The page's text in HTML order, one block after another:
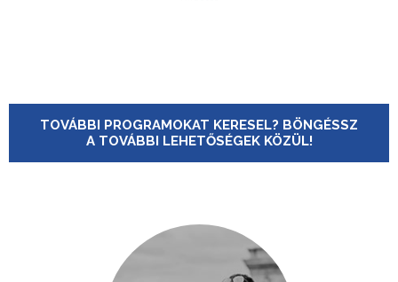
TOVÁBBI PROGRAMOKAT KERESEL? BÖNGÉSSZ
A TOVÁBBI LEHETŐSÉGEK KÖZÜL!